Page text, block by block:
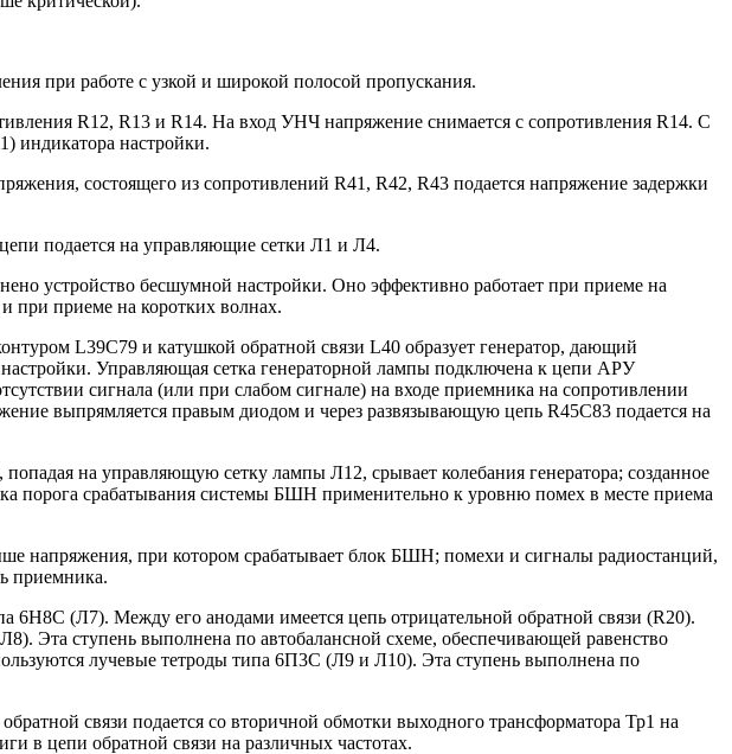
при работе с узкой и широкой полосой пропускания.
R12, R13 и R14. На вход УНЧ напряжение снимается с сопротивления R14. С
индикатора настройки.
состоящего из сопротивлений R41, R42, R43 подается напряжение задержки
подается на управляющие сетки Л1 и Л4.
устройство бесшумной настройки. Оно эффективно работает при приеме на
при приеме на коротких волнах.
L39C79 и катушкой обратной связи L40 образует генератор, дающий
Управляющая сетка генераторной лампы подключена к цепи АРУ
сигнала (или при слабом сигнале) на входе приемника на сопротивлении
выпрямляется правым диодом и через развязывающую цепь R45C83 подается на
на управляющую сетку лампы Л12, срывает колебания генератора; созданное
порога срабатывания системы БШН применительно к уровню помех в месте приема
напряжения, при котором срабатывает блок БШН; помехи и сигналы радиостанций,
приемника.
(Л7). Между его анодами имеется цепь отрицательной обратной связи (R20).
Эта ступень выполнена по автобалансной схеме, обеспечивающей равенство
лучевые тетроды типа 6П3С (Л9 и Л10). Эта ступень выполнена по
связи подается со вторичной обмотки выходного трансформатора Тр1 на
в цепи обратной связи на различных частотах.